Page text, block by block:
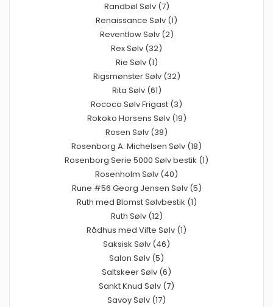
Randbøl Sølv (7)
Renaissance Sølv (1)
Reventlow Sølv (2)
Rex Sølv (32)
Rie Sølv (1)
Rigsmønster Sølv (32)
Rita Sølv (61)
Rococo Sølv Frigast (3)
Rokoko Horsens Sølv (19)
Rosen Sølv (38)
Rosenborg A. Michelsen Sølv (18)
Rosenborg Serie 5000 Sølv bestik (1)
Rosenholm Sølv (40)
Rune #56 Georg Jensen Sølv (5)
Ruth med Blomst Sølvbestik (1)
Ruth Sølv (12)
Rådhus med Vifte Sølv (1)
Saksisk Sølv (46)
Salon Sølv (5)
Saltskeer Sølv (6)
Sankt Knud Sølv (7)
Savoy Sølv (17)